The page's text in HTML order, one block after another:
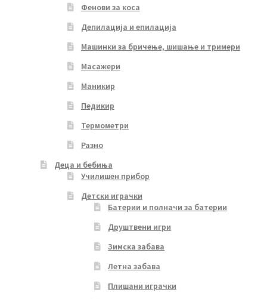
Фенови за коса
Депилација и епилација
Машинки за бричење, шишање и тримери
Масажери
Маникир
Педикир
Термометри
Разно
Деца и бебиња
Училишен прибор
Детски играчки
Батерии и полначи за батерии
Друштвени игри
Зимска забава
Летна забава
Плишани играчки